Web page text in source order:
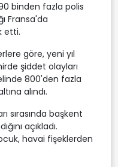
binden fazla polis
Fransa'da
etti.
göre, yeni yıl
şiddet olayları
800'den fazla
alındı.
sırasında başkent
açıkladı.
havai fişeklerden